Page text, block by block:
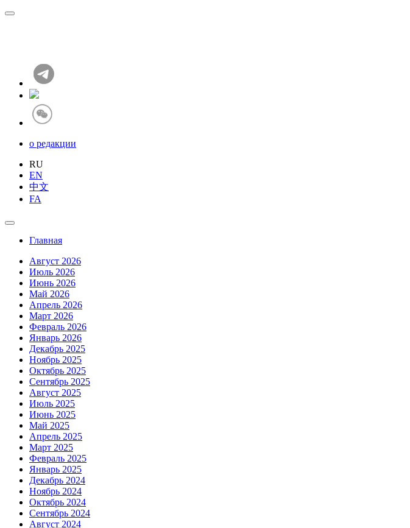
о редакции
RU
EN
中文
FA
Главная
Август 2026
Июль 2026
Июнь 2026
Май 2026
Апрель 2026
Март 2026
Февраль 2026
Январь 2026
Декабрь 2025
Ноябрь 2025
Октябрь 2025
Сентябрь 2025
Август 2025
Июль 2025
Июнь 2025
Май 2025
Апрель 2025
Март 2025
Февраль 2025
Январь 2025
Декабрь 2024
Ноябрь 2024
Октябрь 2024
Сентябрь 2024
Август 2024